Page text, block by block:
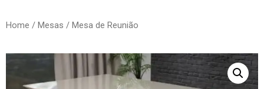
Home / Mesas / Mesa de Reunião